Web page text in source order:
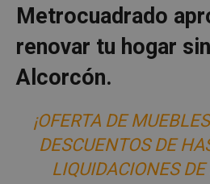
Metrocuadrado
renovar tu hogar
Alcorcón.
¡OFERTA DE
DESCUENTOS DE
LIQUIDACIONES